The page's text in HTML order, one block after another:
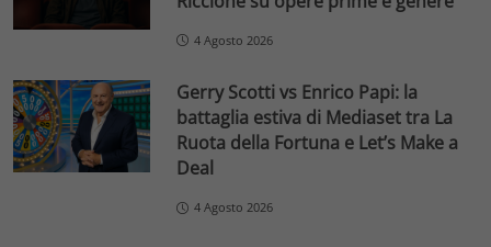
4 Agosto 2026
Gerry Scotti vs Enrico Papi: la
battaglia estiva di Mediaset tra La
Ruota della Fortuna e Let’s Make a
Deal
4 Agosto 2026